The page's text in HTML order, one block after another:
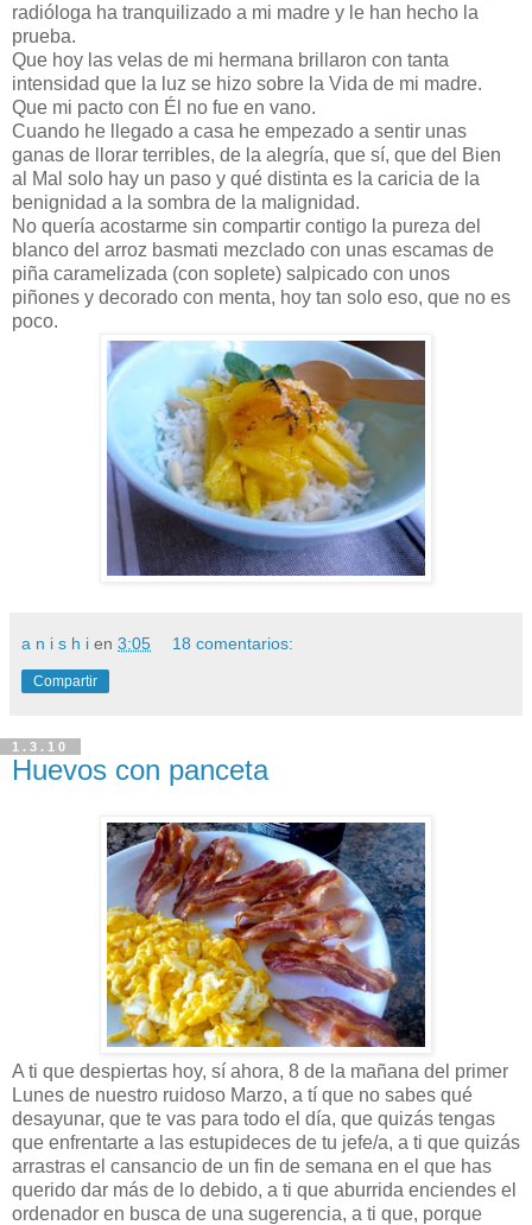
radióloga ha tranquilizado a mi madre y le han hecho la
prueba.
Que hoy las velas de mi hermana brillaron con tanta
intensidad que la luz se hizo sobre la Vida de mi madre.
Que mi pacto con Él no fue en vano.
Cuando he llegado a casa he empezado a sentir unas
ganas de llorar terribles, de la alegría, que sí, que del Bien
al Mal solo hay un paso y qué distinta es la caricia de la
benignidad a la sombra de la malignidad.
No quería acostarme sin compartir contigo la pureza del
blanco del arroz basmati mezclado con unas escamas de
piña caramelizada (con soplete) salpicado con unos
piñones y decorado con menta, hoy tan solo eso, que no es
poco.
a n i s h i en 3:05 18 comentarios:
Compartir
1.3.10
Huevos con panceta
A ti que despiertas hoy, sí ahora, 8 de la mañana del primer
Lunes de nuestro ruidoso Marzo, a tí que no sabes qué
desayunar, que te vas para todo el día, que quizás tengas
que enfrentarte a las estupideces de tu jefe/a, a ti que quizás
arrastras el cansancio de un fin de semana en el que has
querido dar más de lo debido, a ti que aburrida enciendes el
ordenador en busca de una sugerencia, a ti que, porque